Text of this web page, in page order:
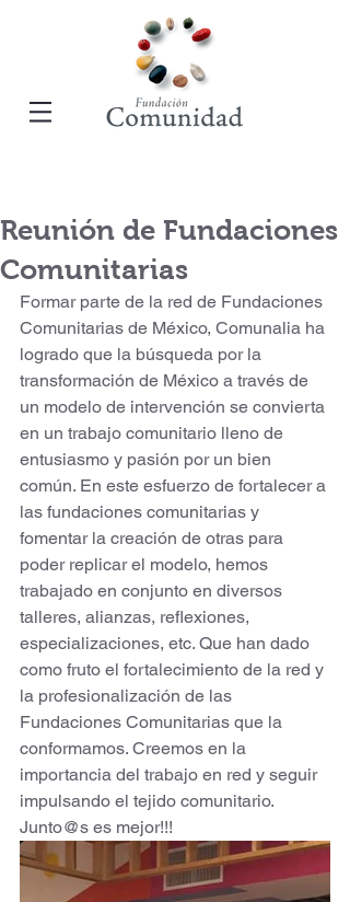
Reunión de Fundaciones
Comunitarias
Formar parte de la red de Fundaciones
Comunitarias de México, Comunalia ha
logrado que la búsqueda por la
transformación de México a través de
un modelo de intervención se convierta
en un trabajo comunitario lleno de
entusiasmo y pasión por un bien
común. En este esfuerzo de fortalecer a
las fundaciones comunitarias y
fomentar la creación de otras para
poder replicar el modelo, hemos
trabajado en conjunto en diversos
talleres, alianzas, reflexiones,
especializaciones, etc. Que han dado
como fruto el fortalecimiento de la red y
la profesionalización de las
Fundaciones Comunitarias que la
conformamos. Creemos en la
importancia del trabajo en red y seguir
impulsando el tejido comunitario.
Junto@s es mejor!!!